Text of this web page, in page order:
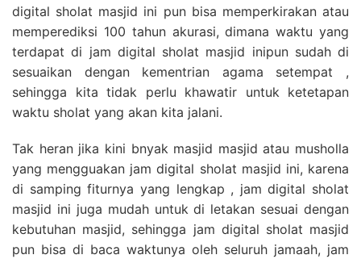
digital sholat masjid ini pun bisa memperkirakan atau
memperediksi 100 tahun akurasi, dimana waktu yang
terdapat di jam digital sholat masjid inipun sudah di
sesuaikan dengan kementrian agama setempat ,
sehingga kita tidak perlu khawatir untuk ketetapan
waktu sholat yang akan kita jalani.
Tak heran jika kini bnyak masjid masjid atau musholla
yang mengguakan jam digital sholat masjid ini, karena
di samping fiturnya yang lengkap , jam digital sholat
masjid ini juga mudah untuk di letakan sesuai dengan
kebutuhan masjid, sehingga jam digital sholat masjid
pun bisa di baca waktunya oleh seluruh jamaah, jam